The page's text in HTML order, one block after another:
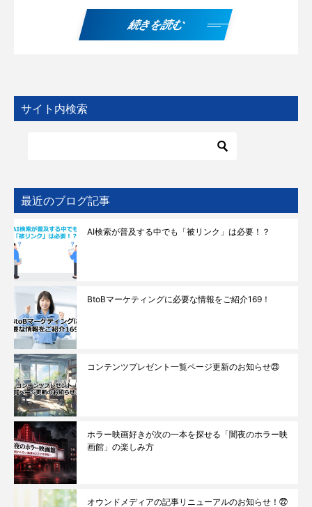
続きを読む
サイト内検索
最近のブログ記事
AI検索が普及する中でも「被リンク」は必要！？
BtoBマーケティングに必要な情報をご紹介169！
コンテンツプレゼント一覧ページ更新のお知らせ㉓
ホラー映画好きが次の一本を探せる「闇夜のホラー映
画館」の楽しみ方
オウンドメディアの記事リニューアルのお知らせ！㉒